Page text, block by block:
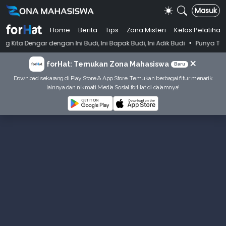
Masuk
Home Berita Tips Zona Misteri
Kelas Pelatihan
Ini Budi, Ini Bapak Budi, Ini Adik Budi • Punya Tujuan
forHat: Temukan Zona Mahasiswa Baru ×
Download sekarang di Play Store & App Store. Temukan berbagai fitur menarik
lainnya dan nikmati Media Sosial forHat di dalamnya!